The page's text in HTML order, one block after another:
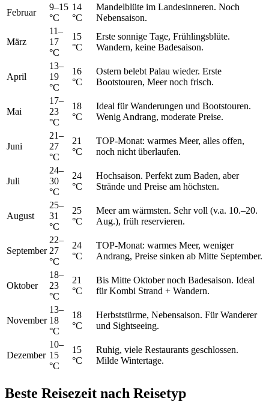
Februar
9–15
°C
14
°C
Mandelblüte im Landesinneren. Noch
Nebensaison.
März
11–
17
°C
15
°C
Erste sonnige Tage, Frühlingsblüte.
Wandern, keine Badesaison.
April
13–
19
°C
16
°C
Ostern belebt Palau wieder. Erste
Bootstouren, Meer noch frisch.
Mai
17–
23
°C
18
°C
Ideal für Wanderungen und Bootstouren.
Wenig Andrang, moderate Preise.
Juni
21–
27
°C
21
°C
TOP-Monat: warmes Meer, alles offen,
noch nicht überlaufen.
Juli
24–
30
°C
24
°C
Hochsaison. Perfekt zum Baden, aber
Strände und Preise am höchsten.
August
25–
31
°C
25
°C
Meer am wärmsten. Sehr voll (v.a. 10.–20.
Aug.), früh reservieren.
September
22–
27
°C
24
°C
TOP-Monat: warmes Meer, weniger
Andrang, Preise sinken ab Mitte September.
Oktober
18–
23
°C
21
°C
Bis Mitte Oktober noch Badesaison. Ideal
für Kombi Strand + Wandern.
November
13–
18
°C
18
°C
Herbststürme, Nebensaison. Für Wanderer
und Sightseeing.
Dezember
10–
15
°C
15
°C
Ruhig, viele Restaurants geschlossen.
Milde Wintertage.
Beste Reisezeit nach Reisetyp